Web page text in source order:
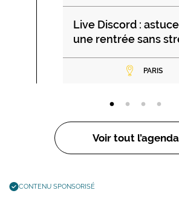
Live Discord :
une rentrée sans
PARIS
Voir tout l’agenda
CONTENU SPONSORISÉ